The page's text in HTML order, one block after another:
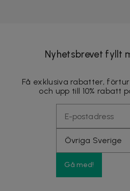
Nyhetsbrevet fyllt
Få exklusiva rabatter,
och upp till 10% rabatt
Gå med!